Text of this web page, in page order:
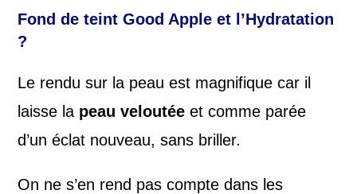
Fond de teint Good Apple et l’Hydratation
?
Le rendu sur la peau est magnifique car il
laisse la peau veloutée et comme parée
d’un éclat nouveau, sans briller.
On ne s’en rend pas compte dans les